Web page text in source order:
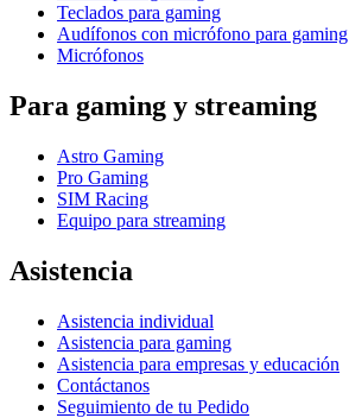
Teclados para gaming
Audífonos con micrófono para gaming
Micrófonos
Para gaming y streaming
Astro Gaming
Pro Gaming
SIM Racing
Equipo para streaming
Asistencia
Asistencia individual
Asistencia para gaming
Asistencia para empresas y educación
Contáctanos
Seguimiento de tu Pedido